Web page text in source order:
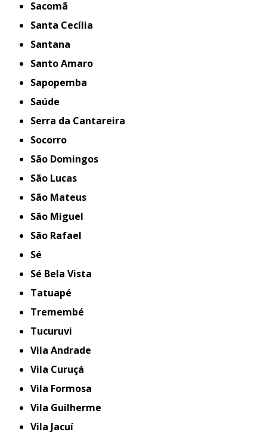
Sacomã
Santa Cecília
Santana
Santo Amaro
Sapopemba
Saúde
Serra da Cantareira
Socorro
São Domingos
São Lucas
São Mateus
São Miguel
São Rafael
Sé
Sé Bela Vista
Tatuapé
Tremembé
Tucuruvi
Vila Andrade
Vila Curuçá
Vila Formosa
Vila Guilherme
Vila Jacuí